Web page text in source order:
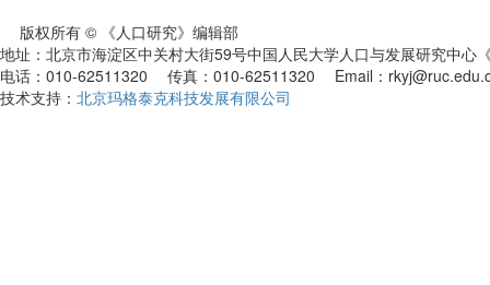
版权所有 © 《人口研究》编辑部
地址：北京市海淀区中关村大街59号中国人民大学人口与发展研究中
电话：010-62511320 传真：010-62511320 Email：
技术支持： 北京玛格泰克科技发展有限公司